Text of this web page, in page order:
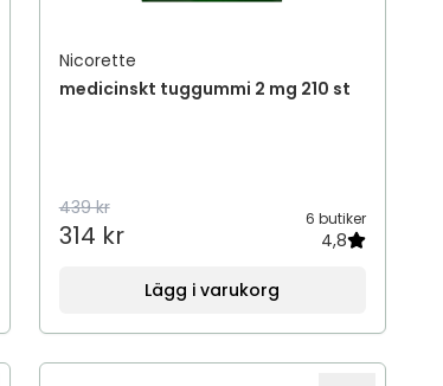
Nicorette
medicinskt tuggummi 2 mg 210 st
439 kr
314 kr
6 butiker
4,8
Lägg i varukorg